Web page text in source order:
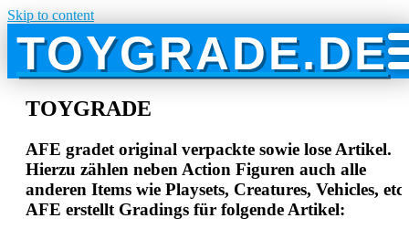
Skip to content
TOYGRADE.DE
TOYGRADE
AFE gradet original verpackte sowie lose Artikel.
Hierzu zählen neben Action Figuren auch alle
anderen Items wie Playsets, Creatures, Vehicles,
AFE erstellt Gradings für folgende Artikel: